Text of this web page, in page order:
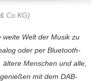
Co KG)
Welt der Musik zu
oder per Bluetooth-
Menschen und alle,
mit dem DAB-